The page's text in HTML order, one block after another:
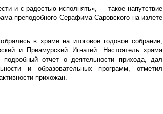
и с радостью исполнять», — такое напутствие
преподобного Серафима Саровского на излете
в храме на итоговое годовое собрание,
и Приамурский Игнатий. Настоятель храма
отчет о деятельности прихода, дал
и образовательных программ, отметил
прихожан.